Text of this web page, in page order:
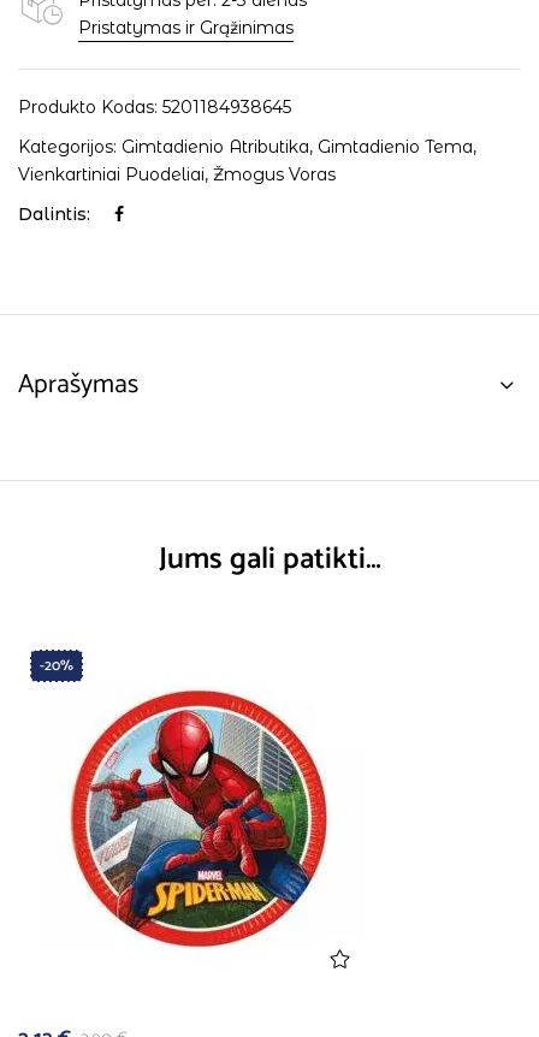
Pristatymas ir Grąžinimas
Produkto Kodas: 5201184938645
Kategorijos: Gimtadienio Atributika, Gimtadienio Tema,
Vienkartiniai Puodeliai, Žmogus Voras
Dalintis:
Aprašymas
Jums gali patikti…
-20%